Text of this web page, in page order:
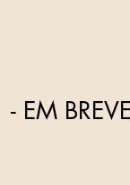
EM BREVE